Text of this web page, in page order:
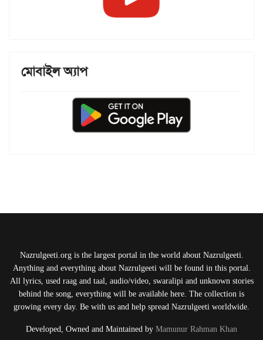
মোবাইল অ্যাপ
Nazrulgeeti.org is the largest portal in the world about Nazrulgeeti.
Anything and everything about Nazrulgeeti will be found in this portal.
All lyrics, used raag and taal, audio/video, swaralipi and unknown stories
behind the song, everything will be available here. The collection is
growing every day. Be with us and help spread Nazrulgeeti worldwide.
Developed, Owned and Maintained by Mamunur Rahman Khan